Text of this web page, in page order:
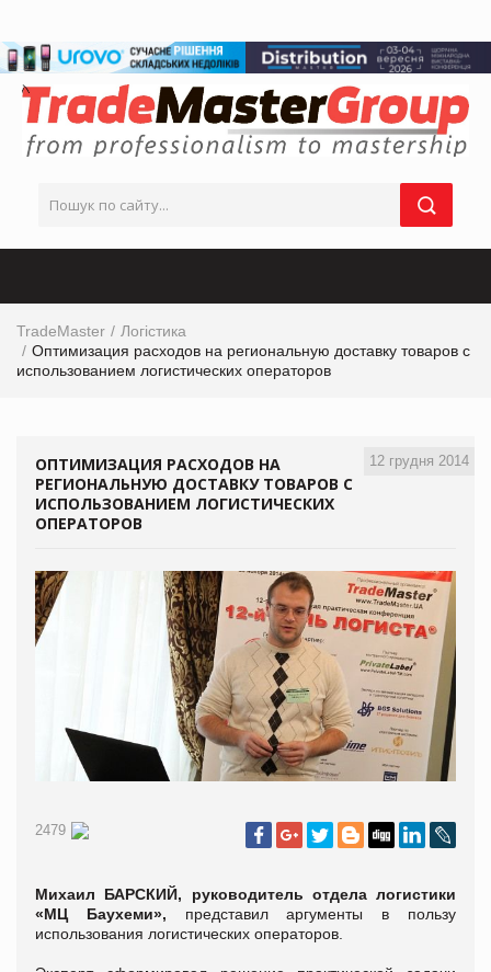
TradeMaster
Логістика
Оптимизация расходов на региональную доставку товаров с
использованием логистических операторов
12 грудня 2014
ОПТИМИЗАЦИЯ РАСХОДОВ НА
РЕГИОНАЛЬНУЮ ДОСТАВКУ ТОВАРОВ С
ИСПОЛЬЗОВАНИЕМ ЛОГИСТИЧЕСКИХ
ОПЕРАТОРОВ
2479
Михаил БАРСКИЙ, руководитель отдела логистики
«МЦ Баухеми», представил аргументы в пользу
использования логистических операторов.